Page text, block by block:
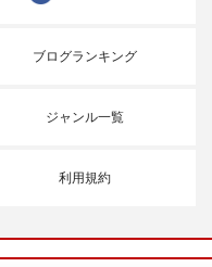
ブログランキング
ジャンル一覧
利用規約